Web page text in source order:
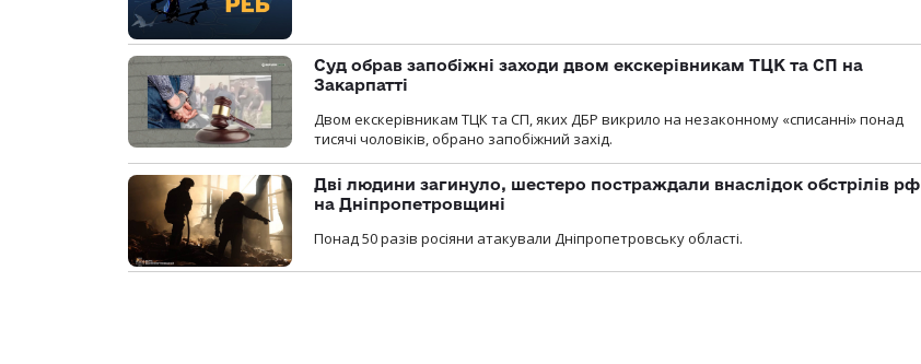
Суд обрав запобіжні заходи двом екскерівникам ТЦК та СП на
Закарпатті
Двом екскерівникам ТЦК та СП, яких ДБР викрило на незаконному «списанні» понад
тисячі чоловіків, обрано запобіжний захід.
Дві людини загинуло, шестеро постраждали внаслідок обстрілів рф
на Дніпропетровщині
Понад 50 разів росіяни атакували Дніпропетровську області.